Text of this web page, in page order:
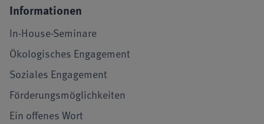
Informationen
In-House-Seminare
Ökologisches Engagement
Soziales Engagement
Förderungsmöglichkeiten
Ein offenes Wort